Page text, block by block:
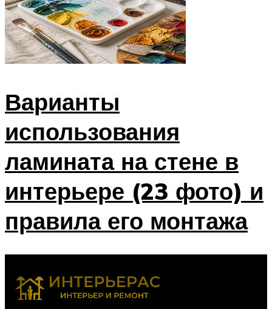
Варианты
использования
ламината на стене в
интерьере (23 фото) и
правила его монтажа